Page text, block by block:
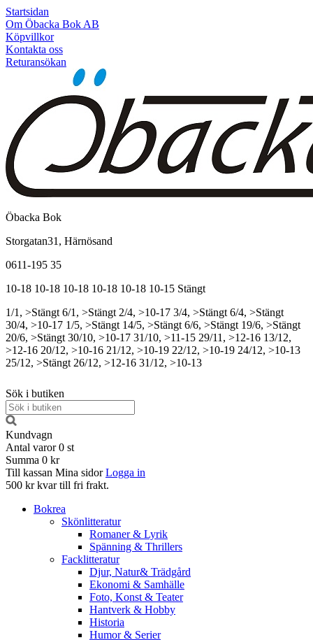
Startsidan
Om Öbacka Bok AB
Köpvillkor
Kontakta oss
Returansökan
Öbacka Bok
Storgatan31, Härnösand
0611-195 35
10-18 10-18 10-18 10-18 10-18 10-15 Stängt
1/1, >Stängt 6/1, >Stängt 2/4, >10-17 3/4, >Stängt 6/4, >Stängt
30/4, >10-17 1/5, >Stängt 14/5, >Stängt 6/6, >Stängt 19/6, >Stängt
20/6, >Stängt 30/10, >10-17 31/10, >11-15 29/11, >12-16 13/12,
>12-16 20/12, >10-16 21/12, >10-19 22/12, >10-19 24/12, >10-13
25/12, >Stängt 26/12, >12-16 31/12, >10-13
Sök i butiken
Kundvagn
Antal varor 0 st
Summa 0 kr
Till kassan Mina sidor Logga in
500 kr kvar till fri frakt.
Bokrea
Skönlitteratur
Romaner & Lyrik
Spänning & Thrillers
Facklitteratur
Djur, Natur& Trädgård
Ekonomi & Samhälle
Foto, Konst & Teater
Hantverk & Hobby
Historia
Humor & Serier